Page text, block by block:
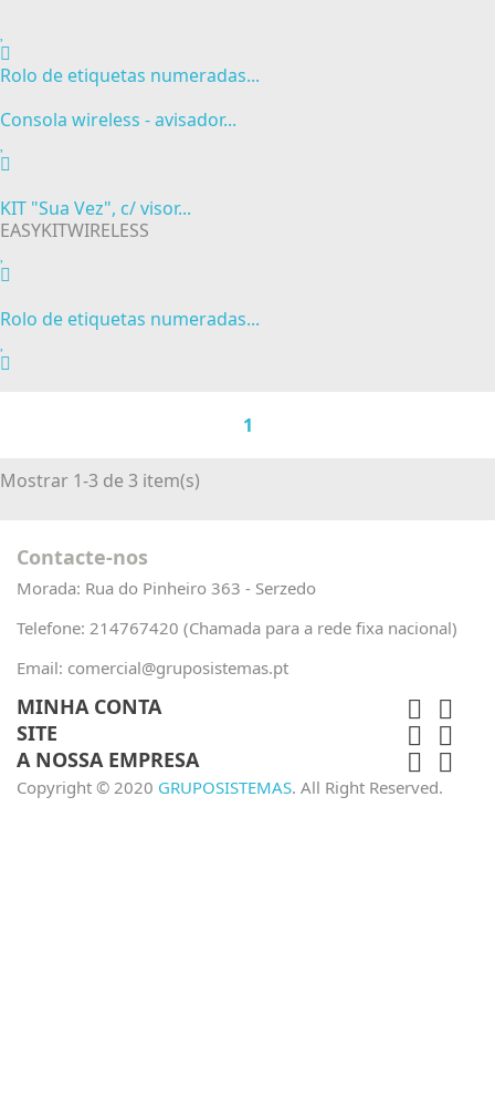
Rolo de etiquetas numeradas...
Consola wireless - avisador...
KIT "Sua Vez", c/ visor...
EASYKITWIRELESS
Rolo de etiquetas numeradas...
1
Mostrar 1-3 de 3 item(s)
Contacte-nos
Morada: Rua do Pinheiro 363 - Serzedo
Telefone: 214767420 (Chamada para a rede fixa nacional)
Email: comercial@gruposistemas.pt
MINHA CONTA  
SITE  
A NOSSA EMPRESA  
Copyright © 2020 GRUPOSISTEMAS. All Right Reserved.